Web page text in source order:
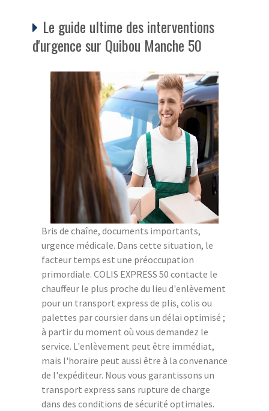
Le guide ultime des interventions
d'urgence sur Quibou Manche 50
Bris de chaîne, documents importants,
urgence médicale. Dans cette situation, le
facteur temps est une préoccupation
primordiale. COLIS EXPRESS 50 contacte le
chauffeur le plus proche du lieu d'enlèvement
pour un transport express de plis, colis ou
palettes par coursier dans un délai optimisé ;
à partir du moment où vous demandez le
service. L'enlèvement peut être immédiat,
mais l'horaire peut aussi être à la convenance
de l'expéditeur. Nous vous garantissons un
transport express sans rupture de charge
dans des conditions de sécurité optimales.